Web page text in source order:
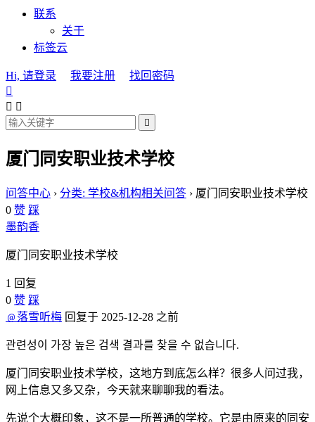
联系
关于
标签云
Hi, 请登录 我要注册
找回密码

 

厦门同安职业技术学校
问答中心 › 分类: 学校&机构相关问答 › 厦门同安职业技术学校
0 赞 踩
墨韵香
厦门同安职业技术学校
1 回复
0 赞 踩
﹫落雪听梅 回复于 2025-12-28 之前
관련성이 가장 높은 검색 결과를 찾을 수 없습니다.
厦门同安职业技术学校，这地方到底怎么样？很多人问过我，
网上信息又多又杂，今天就来聊聊我的看法。
先说个大概印象，这不是一所普通的学校。它是由原来的同安